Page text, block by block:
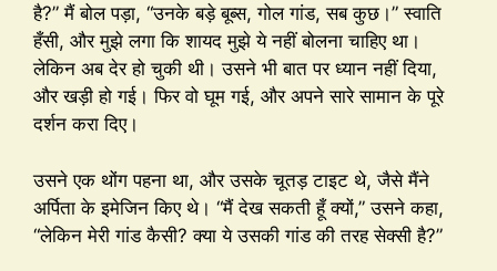
है?” मैं बोल पड़ा, “उनके बड़े बूब्स, गोल गांड, सब कुछ।” स्वाति
हँसी, और मुझे लगा कि शायद मुझे ये नहीं बोलना चाहिए था।
लेकिन अब देर हो चुकी थी। उसने भी बात पर ध्यान नहीं दिया,
और खड़ी हो गई। फिर वो घूम गई, और अपने सारे सामान के पूरे
दर्शन करा दिए।
उसने एक थोंग पहना था, और उसके चूतड़ टाइट थे, जैसे मैंने
अर्पिता के इमेजिन किए थे। “मैं देख सकती हूँ क्यों,” उसने कहा,
“लेकिन मेरी गांड कैसी? क्या ये उसकी गांड की तरह सेक्सी है?”